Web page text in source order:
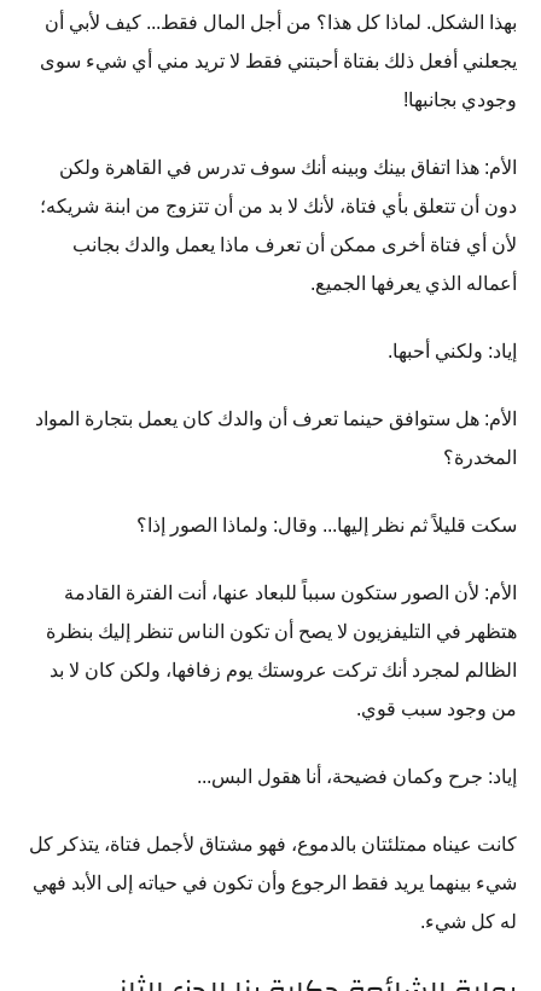
بهذا الشكل. لماذا كل هذا؟ من أجل المال فقط... كيف لأبي أن
يجعلني أفعل ذلك بفتاة أحبتني فقط لا تريد مني أي شيء سوى
وجودي بجانبها!
الأم: هذا اتفاق بينك وبينه أنك سوف تدرس في القاهرة ولكن
دون أن تتعلق بأي فتاة، لأنك لا بد من أن تتزوج من ابنة شريكه؛
لأن أي فتاة أخرى ممكن أن تعرف ماذا يعمل والدك بجانب
أعماله الذي يعرفها الجميع.
إياد: ولكني أحبها.
الأم: هل ستوافق حينما تعرف أن والدك كان يعمل بتجارة المواد
المخدرة؟
سكت قليلاً ثم نظر إليها... وقال: ولماذا الصور إذا؟
الأم: لأن الصور ستكون سبباً للبعاد عنها، أنت الفترة القادمة
هتظهر في التليفزيون لا يصح أن تكون الناس تنظر إليك بنظرة
الظالم لمجرد أنك تركت عروستك يوم زفافها، ولكن كان لا بد
من وجود سبب قوي.
إياد: جرح وكمان فضيحة، أنا هقول البس...
كانت عيناه ممتلئتان بالدموع، فهو مشتاق لأجمل فتاة، يتذكر كل
شيء بينهما يريد فقط الرجوع وأن تكون في حياته إلى الأبد فهي
له كل شيء.